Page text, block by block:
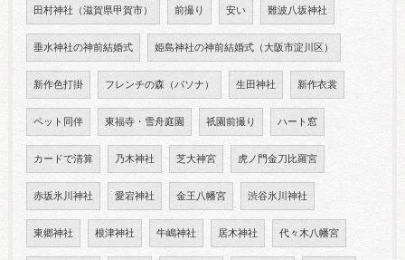
田村神社（滋賀県甲賀市） 前撮り 安い 難波八坂神社
垂水神社の神前結婚式 姫島神社の神前結婚式（大阪市淀川区）
新作色打掛 フレンチの森（パソナ） 生田神社 新作衣裳
ペット同伴 東福寺・雪舟庭園 祇園前撮り ハート窓
カードで清算 乃木神社 芝大神宮 虎ノ門金刀比羅宮
赤坂氷川神社 愛宕神社 金王八幡宮 渋谷氷川神社
東郷神社 根津神社 牛嶋神社 居木神社 代々木八幡宮